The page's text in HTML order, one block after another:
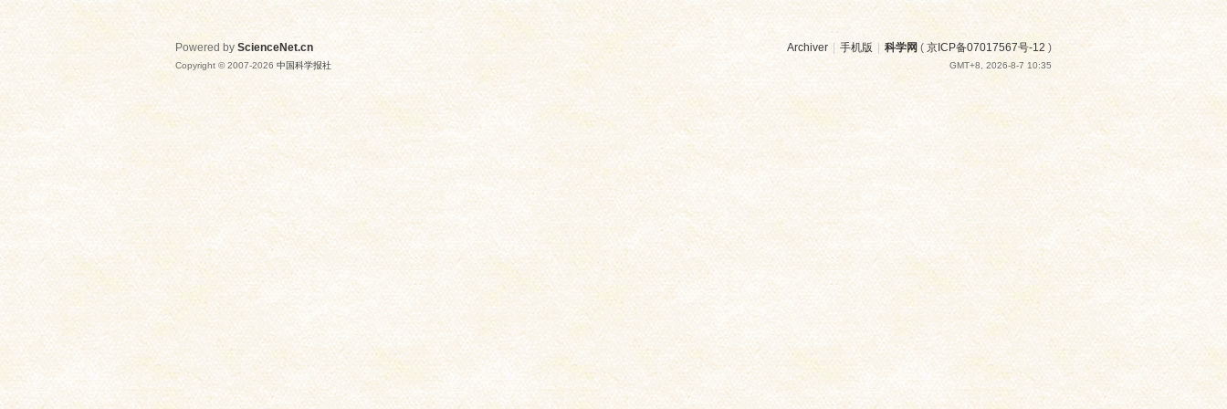
Archiver 手机版 科学网 ( 京ICP备07017567号-12 )
GMT+8, 2026-8-7 10:35
Powered by ScienceNet.cn
Copyright © 2007-2026 中国科学报社